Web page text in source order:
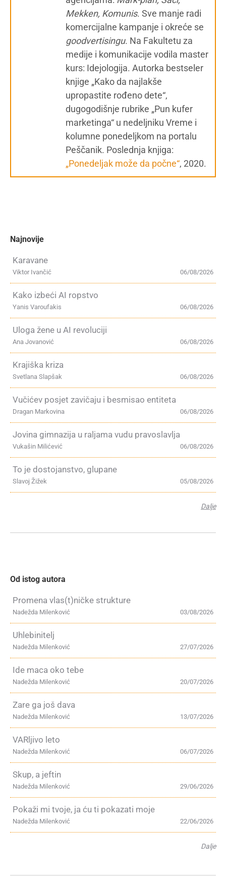
Mekken, Komunis. Sve manje radi
komercijalne kampanje i okreće se
goodvertisingu. Na Fakultetu za
medije i komunikacije vodila master
kurs: Idejologija. Autorka bestseler
knjige „Kako da najlakše
upropastite rođeno dete“,
dugogodišnje rubrike „Pun kufer
marketinga“ u nedeljniku Vreme i
kolumne ponedeljkom na portalu
Peščanik. Poslednja knjiga:
„Ponedeljak može da počne“, 2020.
Najnovije
Karavane
06/08/2026
Viktor Ivančić
Kako izbeći AI ropstvo
06/08/2026
Yanis Varoufakis
Uloga žene u AI revoluciji
06/08/2026
Ana Jovanović
Krajiška kriza
06/08/2026
Svetlana Slapšak
Vučićev posjet zavičaju i besmisao entiteta
06/08/2026
Dragan Markovina
Jovina gimnazija u raljama vudu pravoslavlja
06/08/2026
Vukašin Milićević
To je dostojanstvo, glupane
05/08/2026
Slavoj Žižek
Dalje
Od istog autora
Promena vlas(t)ničke strukture
03/08/2026
Nadežda Milenković
Uhlebinitelj
27/07/2026
Nadežda Milenković
Ide maca oko tebe
20/07/2026
Nadežda Milenković
Zare ga još dava
13/07/2026
Nadežda Milenković
VARljivo leto
06/07/2026
Nadežda Milenković
Skup, a jeftin
29/06/2026
Nadežda Milenković
Pokaži mi tvoje, ja ću ti pokazati moje
22/06/2026
Nadežda Milenković
Dalje